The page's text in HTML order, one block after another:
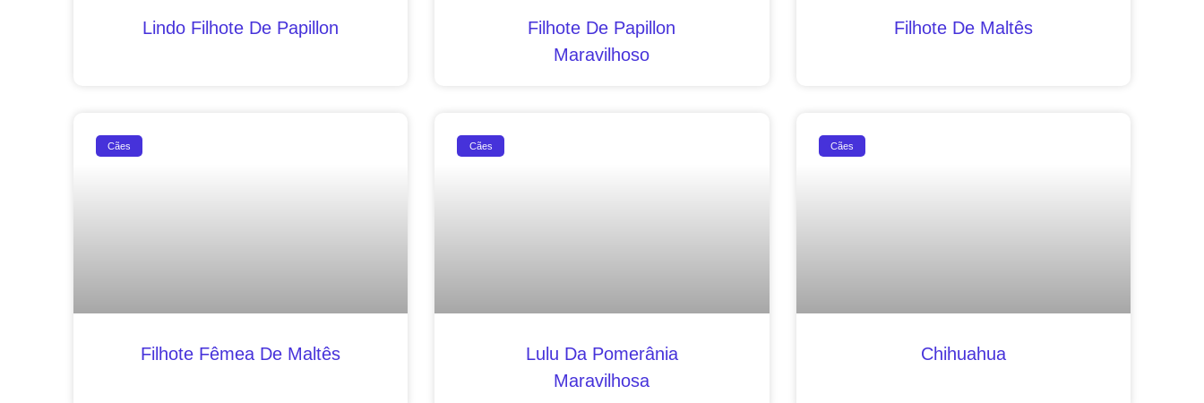
Lindo Filhote De Papillon
Filhote De Papillon
Maravilhoso
Filhote De Maltês
Cães
Filhote Fêmea De Maltês
Cães
Lulu Da Pomerânia
Maravilhosa
Cães
Chihuahua